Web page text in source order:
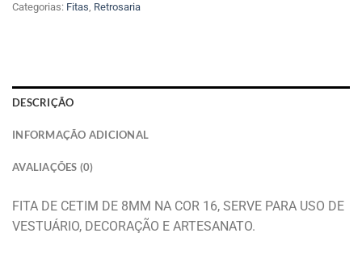
Categorias: Fitas, Retrosaria
DESCRIÇÃO
INFORMAÇÃO ADICIONAL
AVALIAÇÕES (0)
FITA DE CETIM DE 8MM NA COR 16, SERVE PARA USO DE
VESTUÁRIO, DECORAÇÃO E ARTESANATO.